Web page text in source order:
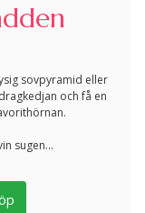
sovpyramid eller
och få en
sugen...